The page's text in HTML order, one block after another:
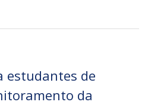
estudantes de
da